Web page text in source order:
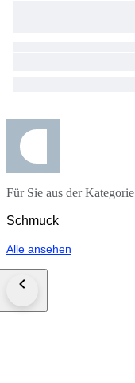
Für Sie aus der Kategorie
Schmuck
Alle ansehen